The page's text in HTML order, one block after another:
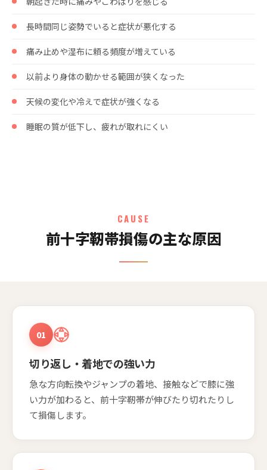
長時間同じ姿勢でいると症状が悪化する
痛み止めや湿布に頼る頻度が増えている
以前より身体の動かせる範囲が狭くなった
天候の変化や冷えで症状が強くなる
睡眠の質が低下し、疲れが取れにくい
CAUSE
前十字靭帯損傷の主な原因
01
切り返し・着地での強い力
急な方向転換やジャンプの着地、接触などで膝に強
い力が加わると、前十字靭帯が伸びたり切れたりし
て損傷します。